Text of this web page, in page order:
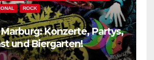
ROCK
Konzerte, Partys,
und Biergarten!